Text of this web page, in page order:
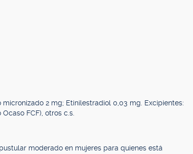
2 mg; Etinilestradiol 0,03 mg. Excipientes:
FCF), otros c.s.
moderado en mujeres para quienes está